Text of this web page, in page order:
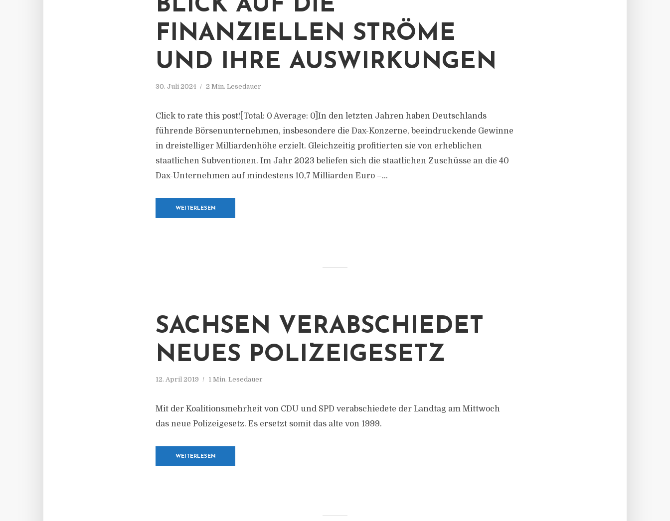
BLICK AUF DIE
FINANZIELLEN STRÖME
UND IHRE AUSWIRKUNGEN
30. Juli 2024 2 Min. Lesedauer
Click to rate this post![Total: 0 Average: 0]In den letzten Jahren haben Deutschlands
führende Börsenunternehmen, insbesondere die Dax-Konzerne, beeindruckende Gewinne
in dreistelliger Milliardenhöhe erzielt. Gleichzeitig profitierten sie von erheblichen
staatlichen Subventionen. Im Jahr 2023 beliefen sich die staatlichen Zuschüsse an die 40
Dax-Unternehmen auf mindestens 10,7 Milliarden Euro –...
WEITERLESEN
SACHSEN VERABSCHIEDET
NEUES POLIZEIGESETZ
12. April 2019 1 Min. Lesedauer
Mit der Koalitionsmehrheit von CDU und SPD verabschiedete der Landtag am Mittwoch
das neue Polizeigesetz. Es ersetzt somit das alte von 1999.
WEITERLESEN